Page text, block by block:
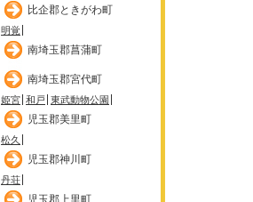
比企郡ときがわ町
明覚
南埼玉郡菖蒲町
南埼玉郡宮代町
姫宮 和戸 東武動物公園
児玉郡美里町
松久
児玉郡神川町
丹荘
児玉郡上里町